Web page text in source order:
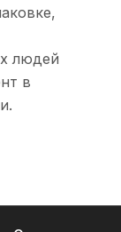
людей
в